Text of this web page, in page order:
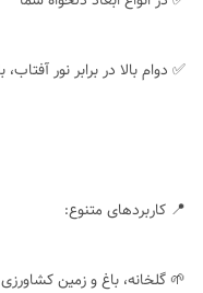
✅ دوام بالا در برابر نور
📍 کاربردهای متنوع:
🌱 گلخانه، باغ و زمین کشاورزی